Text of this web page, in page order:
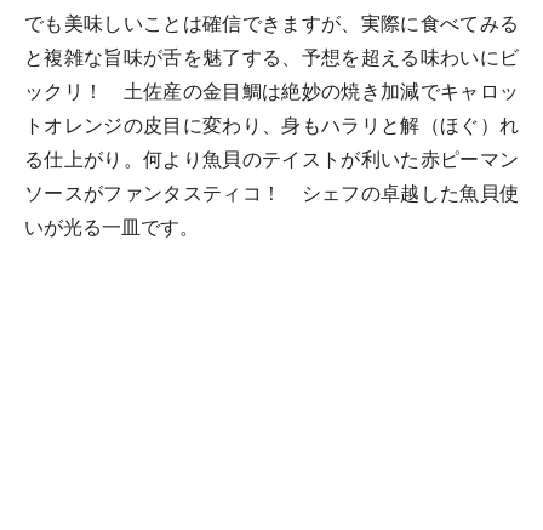
でも美味しいことは確信できますが、実際に食べてみる
と複雑な旨味が舌を魅了する、予想を超える味わいにビ
ックリ！ 土佐産の金目鯛は絶妙の焼き加減でキャロッ
トオレンジの皮目に変わり、身もハラリと解（ほぐ）れ
る仕上がり。何より魚貝のテイストが利いた赤ピーマン
ソースがファンタスティコ！ シェフの卓越した魚貝使
いが光る一皿です。